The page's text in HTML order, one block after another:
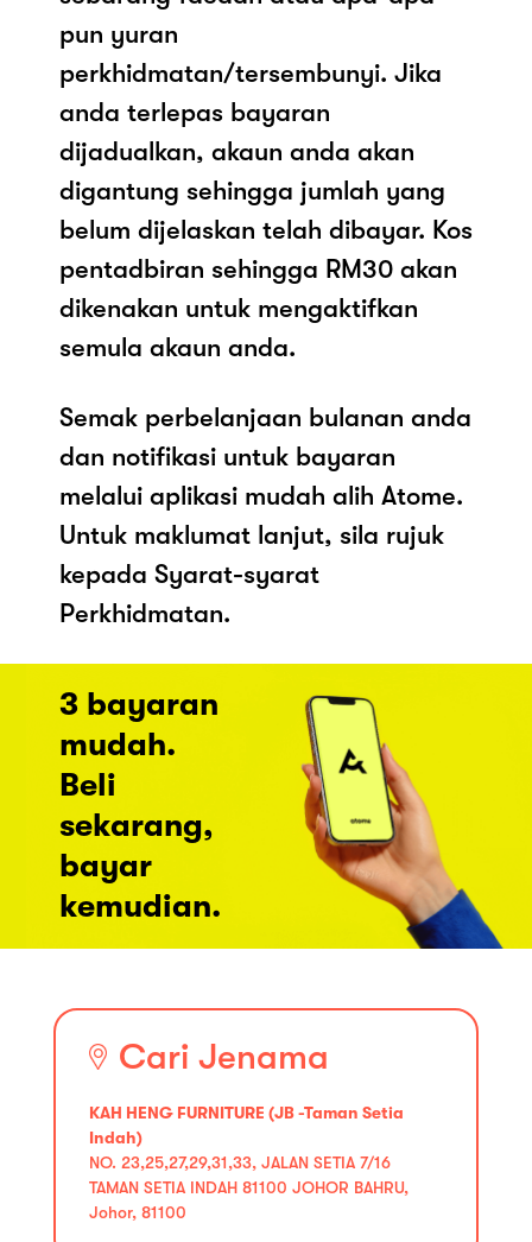
pun yuran
perkhidmatan/tersembunyi. Jika
anda terlepas bayaran
dijadualkan, akaun anda akan
digantung sehingga jumlah yang
belum dijelaskan telah dibayar. Kos
pentadbiran sehingga RM30 akan
dikenakan untuk mengaktifkan
semula akaun anda.
Semak perbelanjaan bulanan anda
dan notifikasi untuk bayaran
melalui aplikasi mudah alih Atome.
Untuk maklumat lanjut, sila rujuk
kepada Syarat-syarat
Perkhidmatan.
3 bayaran
mudah.
Beli
sekarang,
bayar
kemudian.
Cari Jenama
KAH HENG FURNITURE (JB -Taman Setia
Indah)
NO. 23,25,27,29,31,33, JALAN SETIA 7/16
TAMAN SETIA INDAH 81100 JOHOR BAHRU,
Johor, 81100